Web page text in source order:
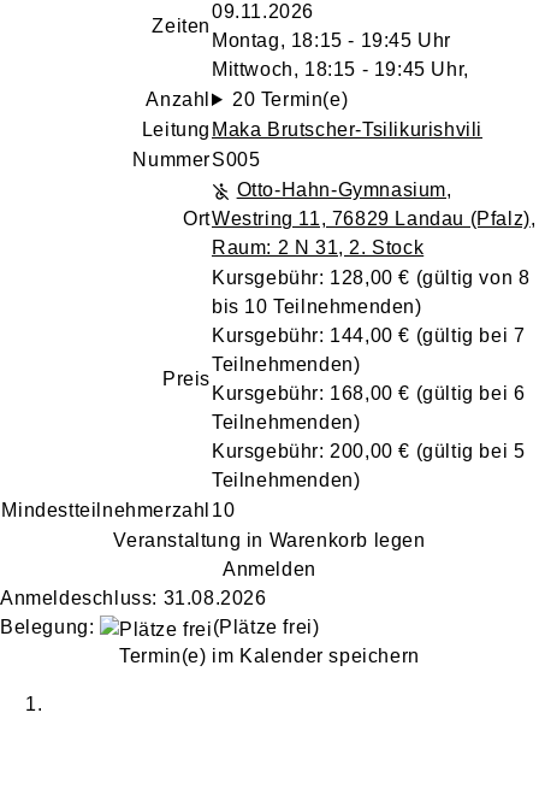
Zeiten
09.11.2026
Montag, 18:15 - 19:45 Uhr
Mittwoch, 18:15 - 19:45 Uhr,
Anzahl
20 Termin(e)
Leitung Maka Brutscher-Tsilikurishvili
NummerS005
Ort
Otto-Hahn-Gymnasium,
Westring 11, 76829 Landau (Pfalz),
Raum: 2 N 31, 2. Stock
Preis
Kursgebühr: 128,00 € (gültig von 8
bis 10 Teilnehmenden)
Kursgebühr: 144,00 € (gültig bei 7
Teilnehmenden)
Kursgebühr: 168,00 € (gültig bei 6
Teilnehmenden)
Kursgebühr: 200,00 € (gültig bei 5
Teilnehmenden)
Mindestteilnehmerzahl 10
Veranstaltung in Warenkorb legen
Anmelden
Anmeldeschluss: 31.08.2026
Belegung:
(Plätze frei)
Termin(e) im Kalender speichern